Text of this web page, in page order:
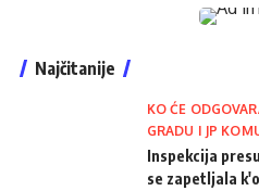
Najčitanije
KO ĆE
GRADU I JP
Inspekcija
se zapetljala